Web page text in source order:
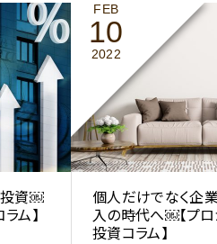
投資￼
ム】
FEB
10
2022
個人だけでなく企
入の時代へ￼【プ
投資コラム】